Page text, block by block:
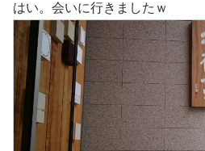
はい。会いに行きましたｗ